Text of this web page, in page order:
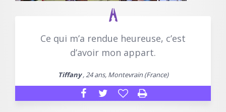
Ce qui m’a rendue heureuse, c’est
d’avoir mon appart.
Tiffany, 24 ans, Montevrain (France)